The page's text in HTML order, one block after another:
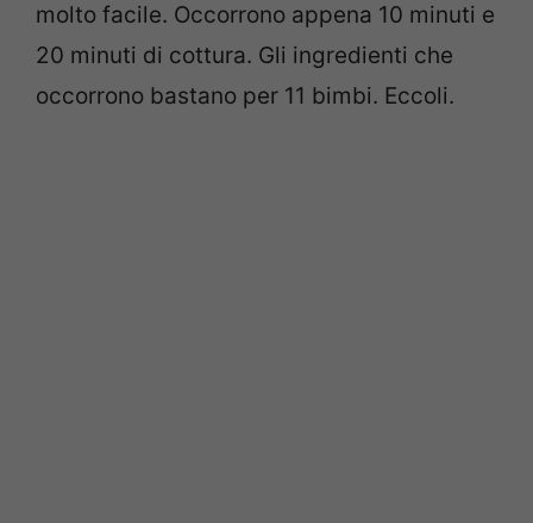
molto facile. Occorrono appena 10 minuti e
20 minuti di cottura. Gli ingredienti che
occorrono bastano per 11 bimbi. Eccoli.